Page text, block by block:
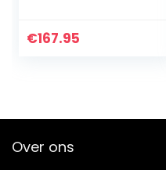
67 x 66 x 116 cm
€167.95
Over ons